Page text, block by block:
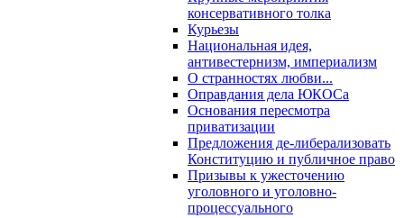
консервативного толка
Курьезы
Национальная идея,
антивестернизм, империализм
О странностях любви...
Оправдания дела ЮКОСа
Основания пересмотра
приватизации
Предложения де-либерализовать
Конституцию и публичное право
Призывы к ужесточению
уголовного и уголовно-
процессуального